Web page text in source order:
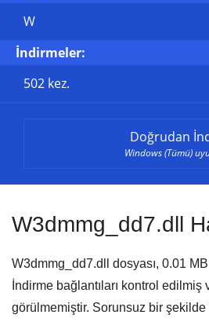
W
İndirmeler:
502 kez.
Doğrudan
Windows (Tümü)
W3dmmg_dd7.dll
W3dmmg_dd7.dll dosyası, 0.01 MB
İndirme bağlantıları kontrol
görülmemiştir. Sorunsuz bir